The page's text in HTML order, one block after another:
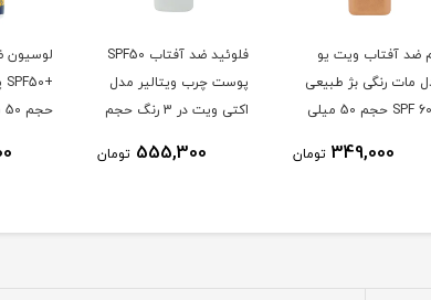
ضد آفتاب ویت یو
مات رنگی بژ طبیعی
با SPF 60 حجم 50 میلی
349,000 تومان
فلوئید ضد آفتاب SPF50
پوست چرب ویتالیر مدل
اکتی ویت در 3 رنگ حجم
555,300 تومان
لوسیون
حجم 50 میل